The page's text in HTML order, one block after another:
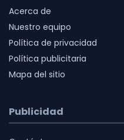
Acerca de
Nuestro equipo
Política de privacidad
Política publicitaria
Mapa del sitio
Publicidad